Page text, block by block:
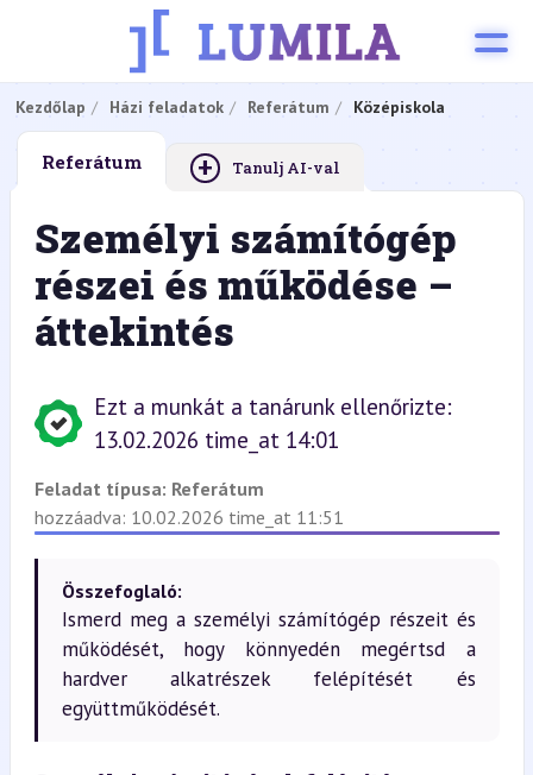
Kezdőlap Házi feladatok Referátum Középiskola
Referátum + Tanulj AI-val
Személyi számítógép
részei és működése –
áttekintés
Ezt a munkát a tanárunk ellenőrizte:
13.02.2026 time_at 14:01
Feladat típusa: Referátum
hozzáadva: 10.02.2026 time_at 11:51
Összefoglaló:
Ismerd meg a személyi számítógép részeit és
működését, hogy könnyedén megértsd a
hardver alkatrészek felépítését és
együttműködését.